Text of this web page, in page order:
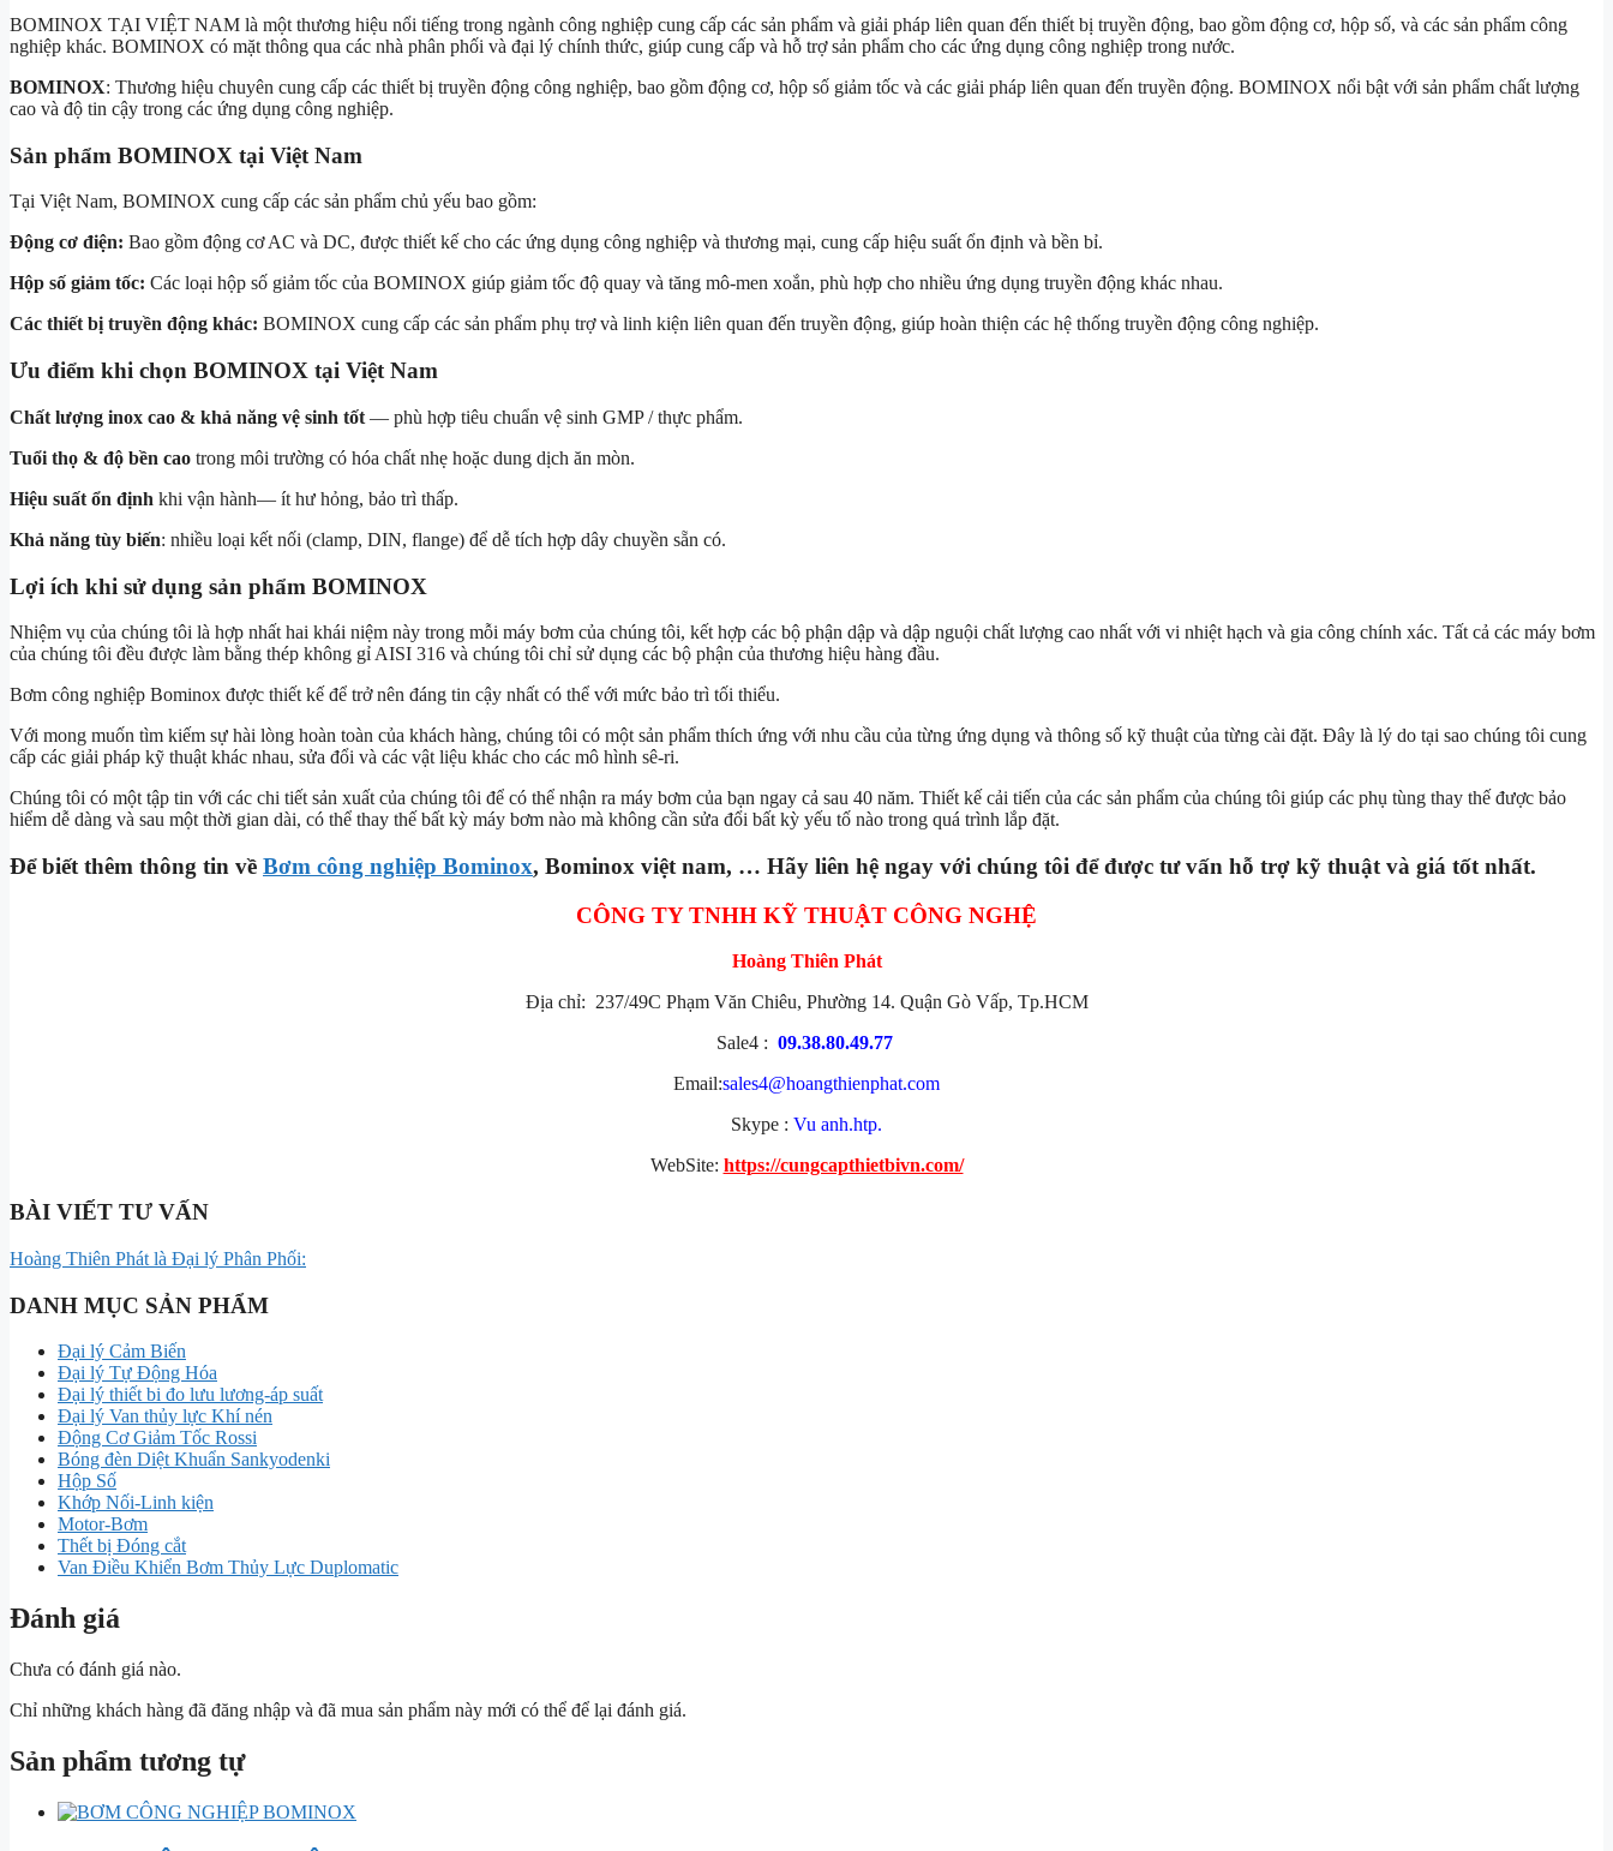
BOMINOX TẠI VIỆT NAM là một thương hiệu nổi tiếng trong ngành công nghiệp cung cấp các sản phẩm và giải pháp liên quan đến thiết bị truyền động, bao gồm động cơ, hộp số, và các sản phẩm công
nghiệp khác. BOMINOX có mặt thông qua các nhà phân phối và đại lý chính thức, giúp cung cấp và hỗ trợ sản phẩm cho các ứng dụng công nghiệp trong nước.
BOMINOX: Thương hiệu chuyên cung cấp các thiết bị truyền động công nghiệp, bao gồm động cơ, hộp số giảm tốc và các giải pháp liên quan đến truyền động. BOMINOX nổi bật với sản phẩm chất lượng
cao và độ tin cậy trong các ứng dụng công nghiệp.
Sản phẩm BOMINOX tại Việt Nam
Tại Việt Nam, BOMINOX cung cấp các sản phẩm chủ yếu bao gồm:
Động cơ điện: Bao gồm động cơ AC và DC, được thiết kế cho các ứng dụng công nghiệp và thương mại, cung cấp hiệu suất ổn định và bền bỉ.
Hộp số giảm tốc: Các loại hộp số giảm tốc của BOMINOX giúp giảm tốc độ quay và tăng mô-men xoắn, phù hợp cho nhiều ứng dụng truyền động khác nhau.
Các thiết bị truyền động khác: BOMINOX cung cấp các sản phẩm phụ trợ và linh kiện liên quan đến truyền động, giúp hoàn thiện các hệ thống truyền động công nghiệp.
Ưu điểm khi chọn BOMINOX tại Việt Nam
Chất lượng inox cao & khả năng vệ sinh tốt — phù hợp tiêu chuẩn vệ sinh GMP / thực phẩm.
Tuổi thọ & độ bền cao trong môi trường có hóa chất nhẹ hoặc dung dịch ăn mòn.
Hiệu suất ổn định khi vận hành— ít hư hỏng, bảo trì thấp.
Khả năng tùy biến: nhiều loại kết nối (clamp, DIN, flange) để dễ tích hợp dây chuyền sẵn có.
Lợi ích khi sử dụng sản phẩm BOMINOX
Nhiệm vụ của chúng tôi là hợp nhất hai khái niệm này trong mỗi máy bơm của chúng tôi, kết hợp các bộ phận dập và dập nguội chất lượng cao nhất với vi nhiệt hạch và gia công chính xác. Tất cả các máy bơm
của chúng tôi đều được làm bằng thép không gỉ AISI 316 và chúng tôi chỉ sử dụng các bộ phận của thương hiệu hàng đầu.
Bơm công nghiệp Bominox được thiết kế để trở nên đáng tin cậy nhất có thể với mức bảo trì tối thiểu.
Với mong muốn tìm kiếm sự hài lòng hoàn toàn của khách hàng, chúng tôi có một sản phẩm thích ứng với nhu cầu của từng ứng dụng và thông số kỹ thuật của từng cài đặt. Đây là lý do tại sao chúng tôi cung
cấp các giải pháp kỹ thuật khác nhau, sửa đổi và các vật liệu khác cho các mô hình sê-ri.
Chúng tôi có một tập tin với các chi tiết sản xuất của chúng tôi để có thể nhận ra máy bơm của bạn ngay cả sau 40 năm. Thiết kế cải tiến của các sản phẩm của chúng tôi giúp các phụ tùng thay thế được bảo
hiểm dễ dàng và sau một thời gian dài, có thể thay thế bất kỳ máy bơm nào mà không cần sửa đổi bất kỳ yếu tố nào trong quá trình lắp đặt.
Để biết thêm thông tin về Bơm công nghiệp Bominox, Bominox việt nam, … Hãy liên hệ ngay với chúng tôi để được tư vấn hỗ trợ kỹ thuật và giá tốt nhất.
CÔNG TY TNHH KỸ THUẬT CÔNG NGHỆ
Hoàng Thiên Phát
Địa chỉ: 237/49C Phạm Văn Chiêu, Phường 14. Quận Gò Vấp, Tp.HCM
Sale4 : 09.38.80.49.77
Email:sales4@hoangthienphat.com
Skype : Vu anh.htp.
WebSite: https://cungcapthietbivn.com/
BÀI VIẾT TƯ VẤN
Hoàng Thiên Phát là Đại lý Phân Phối:
DANH MỤC SẢN PHẨM
Đại lý Cảm Biến
Đại lý Tự Động Hóa
Đại lý thiết bi đo lưu lương-áp suất
Đại lý Van thủy lực Khí nén
Động Cơ Giảm Tốc Rossi
Bóng đèn Diệt Khuẩn Sankyodenki
Hộp Số
Khớp Nối-Linh kiện
Motor-Bơm
Thết bị Đóng cắt
Van Điều Khiển Bơm Thủy Lực Duplomatic
Đánh giá
Chưa có đánh giá nào.
Chỉ những khách hàng đã đăng nhập và đã mua sản phẩm này mới có thể để lại đánh giá.
Sản phẩm tương tự